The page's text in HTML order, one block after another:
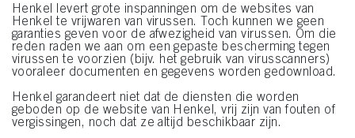
Henkel levert grote inspanningen om de websites van
Henkel te vrijwaren van virussen. Toch kunnen we geen
garanties geven voor de afwezigheid van virussen. Om die
reden raden we aan om een gepaste bescherming tegen
virussen te voorzien (bijv. het gebruik van virusscanners)
vooraleer documenten en gegevens worden gedownload.
Henkel garandeert niet dat de diensten die worden
geboden op de website van Henkel, vrij zijn van fouten of
vergissingen, noch dat ze altijd beschikbaar zijn.